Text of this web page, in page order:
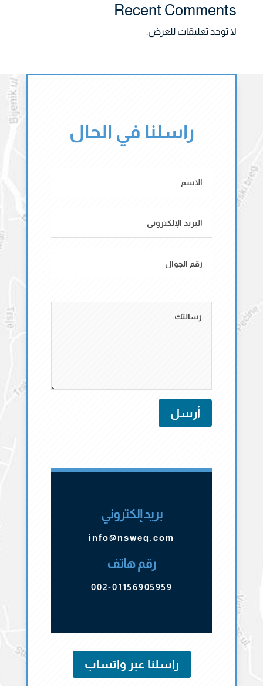
Recent Comments
لا توجد تعليقات للعرض.
راسلنا في الحال
أرسل
بريد إلكتروني
info@nsweq.com
رقم هاتف
002-01156905959
راسلنا عبر واتساب